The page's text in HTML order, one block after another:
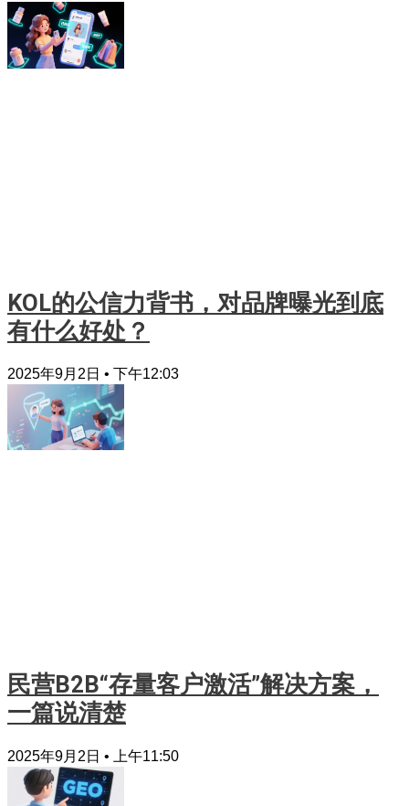
KOL的公信力背书，对品牌曝光到底
有什么好处？
2025年9月2日 下午12:03
民营B2B“存量客户激活”解决方案，
一篇说清楚
2025年9月2日 上午11:50